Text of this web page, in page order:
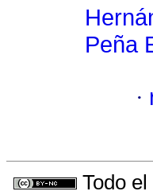
Peña
·
Todo